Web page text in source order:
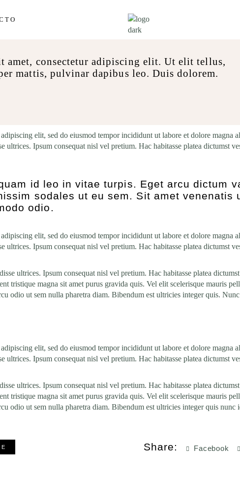
amet, consectetur adipiscing elit. Ut elit tellus,
mattis, pulvinar dapibus leo. Duis dolorem.
elit, sed do eiusmod tempor incididunt ut labore et dolore magna
ultrices. Ipsum consequat nisl vel pretium. Hac habitasse platea dictumst
id leo in vitae turpis. Eget arcu dictum
sodales ut eu sem. Sit amet venenatis
odio.
elit, sed do eiusmod tempor incididunt ut labore et dolore magna
ultrices. Ipsum consequat nisl vel pretium. Hac habitasse platea dictumst
ultrices. Ipsum consequat nisl vel pretium. Hac habitasse platea
tristique magna sit amet purus gravida quis. Vel elit scelerisque mauris
odio ut sem nulla pharetra diam. Bibendum est ultricies integer quis.
elit, sed do eiusmod tempor incididunt ut labore et dolore magna
ultrices. Ipsum consequat nisl vel pretium. Hac habitasse platea dictumst
ultrices. Ipsum consequat nisl vel pretium. Hac habitasse platea
tristique magna sit amet purus gravida quis. Vel elit scelerisque mauris
odio ut sem nulla pharetra diam. Bibendum est ultricies integer quis nunc
Share: Facebook